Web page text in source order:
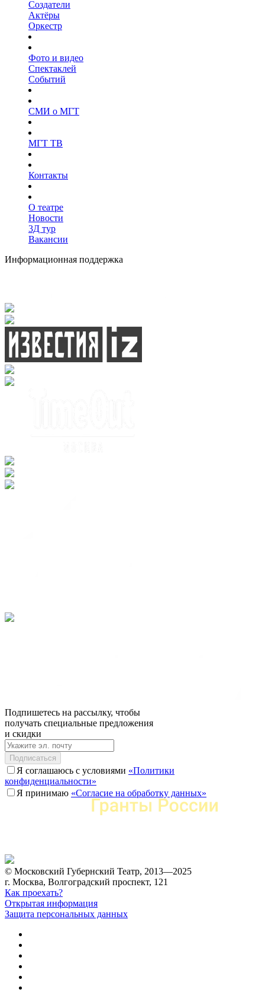
Создатели
Актёры
Оркестр
Фото и видео
Спектаклей
Событий
СМИ о МГТ
МГТ ТВ
Контакты
О театре
Новости
3Д тур
Вакансии
Информационная поддержка
Подпишетесь на рассылку, чтобы
получать специальные предложения
и скидки
Подписаться
Я соглашаюсь с условиями «Политики
конфиденциальности»
Я принимаю «Согласие на обработку данных»
© Московский Губернский Театр, 2013—2025
г. Москва, Волгоградский проспект, 121
Как проехать?
Открытая информация
Защита персональных данных